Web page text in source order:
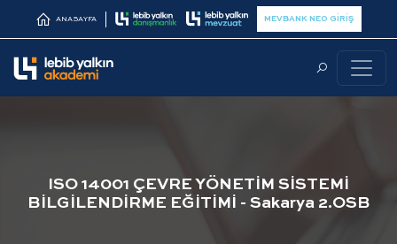
ANASAYFA MEVBANK NEO GİRİŞ
ISO 14001 ÇEVRE YÖNETİM SİSTEMİ
BİLGİLENDİRME EĞİTİMİ - Sakarya 2.OSB